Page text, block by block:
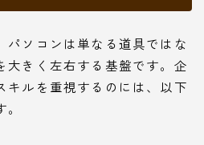
パソコンは単なる道具ではな
大きく左右する基盤です。企
キルを重視するのには、以下